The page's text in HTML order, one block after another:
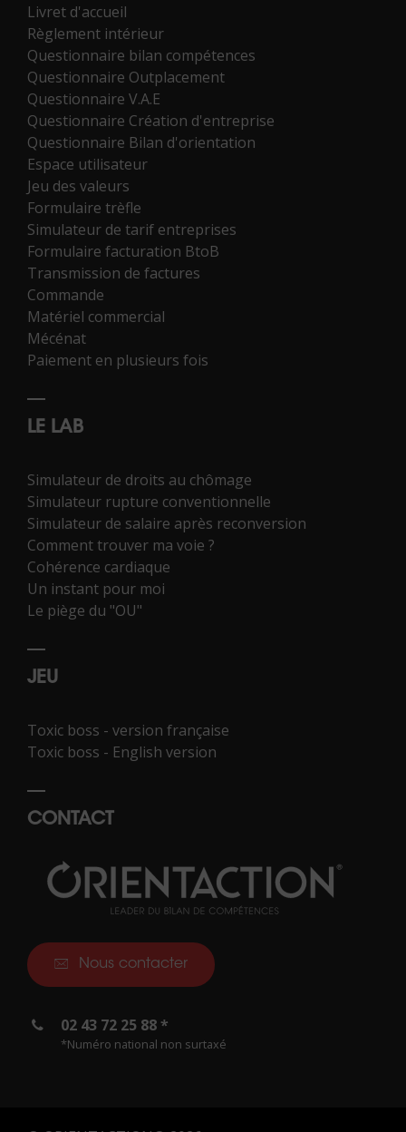
Livret d'accueil
Règlement intérieur
Questionnaire bilan compétences
Questionnaire Outplacement
Questionnaire V.A.E
Questionnaire Création d'entreprise
Questionnaire Bilan d'orientation
Espace utilisateur
Jeu des valeurs
Formulaire trèfle
Simulateur de tarif entreprises
Formulaire facturation BtoB
Transmission de factures
Commande
Matériel commercial
Mécénat
Paiement en plusieurs fois
LE LAB
Simulateur de droits au chômage
Simulateur rupture conventionnelle
Simulateur de salaire après reconversion
Comment trouver ma voie ?
Cohérence cardiaque
Un instant pour moi
Le piège du "OU"
JEU
Toxic boss - version française
Toxic boss - English version
CONTACT
Nous contacter
02 43 72 25 88 *
*Numéro national non surtaxé